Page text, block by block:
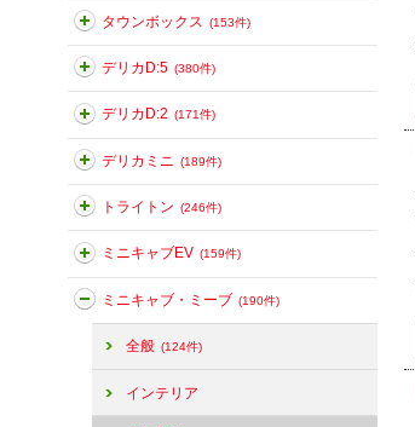
タウンボックス (153件)
デリカD:5 (380件)
デリカD:2 (171件)
デリカミニ (189件)
トライトン (246件)
ミニキャブEV (159件)
ミニキャブ・ミーブ (190件)
全般 (124件)
インテリア